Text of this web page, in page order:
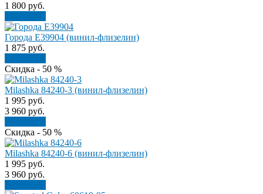
1 800 руб.
Города E39904 (винил-флизелин)
1 875 руб.
Скидка - 50 %
Milashka 84240-3 (винил-флизелин)
1 995 руб.
3 960 руб.
Скидка - 50 %
Milashka 84240-6 (винил-флизелин)
1 995 руб.
3 960 руб.